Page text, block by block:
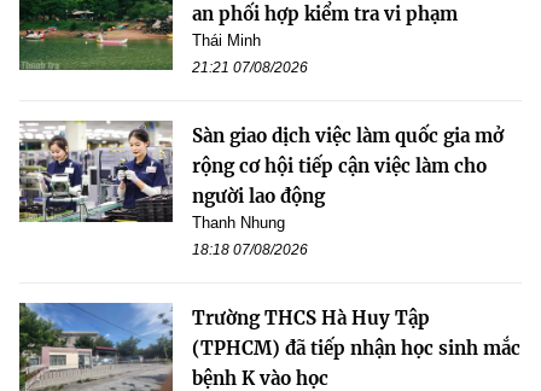
an phối hợp kiểm tra vi phạm
Thái Minh
21:21 07/08/2026
Sàn giao dịch việc làm quốc gia mở
rộng cơ hội tiếp cận việc làm cho
người lao động
Thanh Nhung
18:18 07/08/2026
Trường THCS Hà Huy Tập
(TPHCM) đã tiếp nhận học sinh mắc
bệnh K vào học